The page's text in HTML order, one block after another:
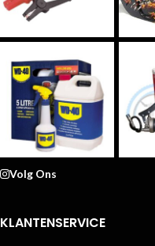
Volg Ons
KLANTENSERVICE